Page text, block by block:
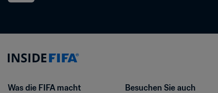
Was die FIFA macht
Besuchen Sie auch